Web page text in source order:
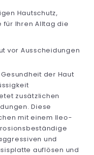
Hautschutz,
für Ihren Alltag die
vor Ausscheidungen
der Haut
zusätzlichen
Diese
mit einem Ileo-
und
auflösen und